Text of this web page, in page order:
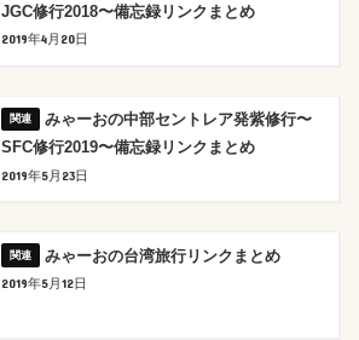
JGC修行2018〜備忘録リンクまとめ
2019年4月20日
みゃーおの中部セントレア発紫修行〜
SFC修行2019〜備忘録リンクまとめ
2019年5月23日
みゃーおの台湾旅行リンクまとめ
2019年5月12日